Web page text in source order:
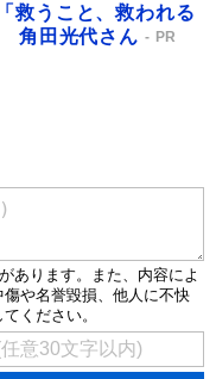
救うこと、救われる
角田光代さん
PR